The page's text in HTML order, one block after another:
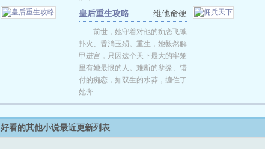
维他命硬
皇后重生攻略
前世，她守着对他的痴恋飞蛾
扑火、香消玉殒。重生，她毅然解
甲进宫，只因这个天下最大的牢笼
里有她最恨的人。难断的孽缘、错
付的痴恋，如双生的水莽，缠住了
她奔... ...
好看的其他小说最近更新列表